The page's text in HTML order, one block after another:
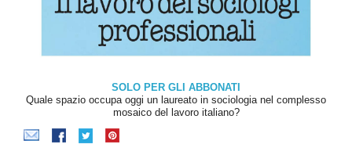
SOLO PER GLI ABBONATI
Quale spazio occupa oggi un laureato in sociologia nel complesso
mosaico del lavoro italiano?